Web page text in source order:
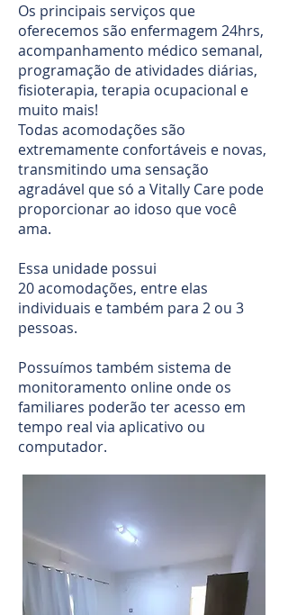
Os principais serviços que
oferecemos são enfermagem 24hrs,
acompanhamento médico semanal,
programação de atividades diárias,
fisioterapia, terapia ocupacional e
muito mais!
Todas acomodações são
extremamente confortáveis e novas,
transmitindo uma sensação
agradável que só a Vitally Care pode
proporcionar ao idoso que você
ama.
Essa unidade possui
20 acomodações, entre elas
individuais e também para 2 ou 3
pessoas.
Possuímos também sistema de
monitoramento online onde os
familiares poderão ter acesso em
tempo real via aplicativo ou
computador.